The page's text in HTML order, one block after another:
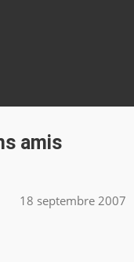
amis
18 septembre 2007